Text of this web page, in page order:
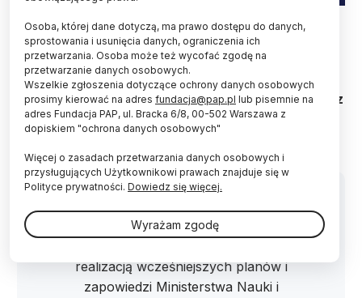
101 uczelni otrzyma zwiększoną o 5 proc.
subwencję na podwyżki pensji –
ogłosiło MNiSW
To 95 uczelni publicznych nadzorowanych przez
ministra nauki, a także uczelnie prowadzone przez
kościoły: 5 akademickich i 1 zawodowa. Łączna
pula dofinansowania to ponad 806 mln zł.
realizacją wcześniejszych planów i
zapowiedzi Ministerstwa Nauki i
Osoba, której dane dotyczą, ma prawo dostępu do danych,
sprostowania i usunięcia danych, ograniczenia ich
przetwarzania. Osoba może też wycofać zgodę na
przetwarzanie danych osobowych.
Wszelkie zgłoszenia dotyczące ochrony danych osobowych
prosimy kierować na adres fundacja@pap.pl lub pisemnie na
adres Fundacja PAP, ul. Bracka 6/8, 00-502 Warszawa z
dopiskiem "ochrona danych osobowych"
Więcej o zasadach przetwarzania danych osobowych i
przysługujących Użytkownikowi prawach znajduje się w
Polityce prywatności. Dowiedz się więcej.
Wyrażam zgodę